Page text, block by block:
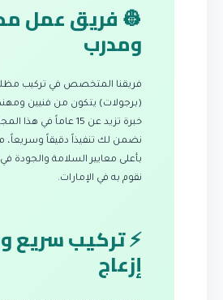
👷 فريق عمل
ومدرب
فريقنا المتخصص في تركيب
(برجولات) يتكون من فنيين
خبرة تزيد عن 15 عاماً في
نضمن لك تنفيذاً دقيقاً وسريعاً،
بأعلى معايير السلامة والجودة
نقوم به في الإمارات.
⚡ تركيب سريع
إزعاج